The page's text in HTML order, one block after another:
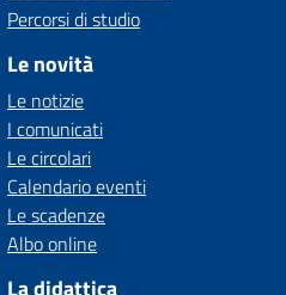
Percorsi di studio
Le novità
Le notizie
I comunicati
Le circolari
Calendario eventi
Le scadenze
Albo online
La didattica